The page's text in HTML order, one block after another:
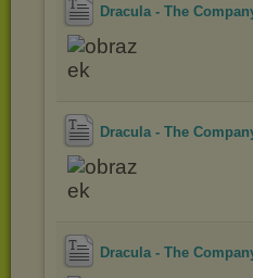
Dracula - The
Dracula - The
Dracula - The